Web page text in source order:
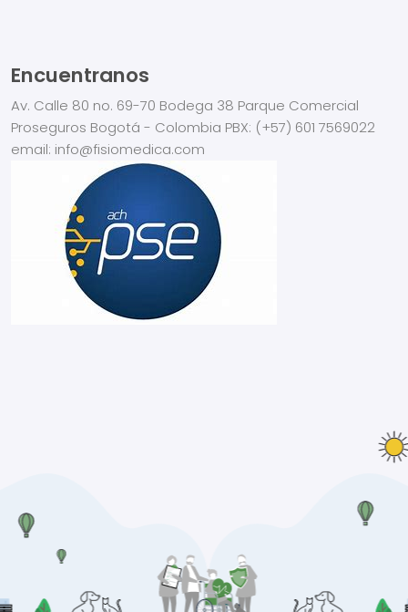
Encuentranos
Av. Calle 80 no. 69-70 Bodega 38 Parque Comercial
Proseguros Bogotá - Colombia PBX: (+57) 601 7569022
email: info@fisiomedica.com